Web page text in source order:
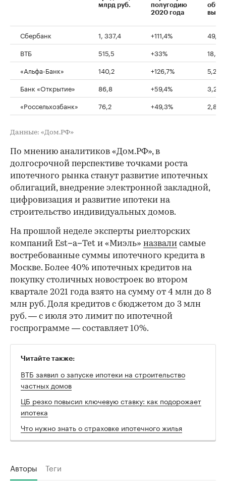
00:00 / 00:00
млрд руб.
полугодию
2020 года
Сбербанк 1, 337,4 +111,4%
49,2%
ВТБ
515,5 +33%
18,9%
«Альфа-Банк»
140,2 +126,7%
5,2%
Банк «Открытие»
86,8 +59,4%
3,2%
«Россельхозбанк»
76,2 +49,3% 2,8%
Данные: «Дом.РФ»
По мнению аналитиков «Дом.РФ», в
долгосрочной перспективе точками роста
ипотечного рынка станут развитие ипотечных
облигаций, внедрение электронной закладной,
цифровизация и развитие ипотеки на
строительство индивидуальных домов.
На прошлой неделе эксперты риелторских
компаний Est−a−Tet и «Миэль» назвали самые
востребованные суммы ипотечного кредита в
Москве. Более 40% ипотечных кредитов на
покупку столичных новостроек во втором
квартале 2021 года взято на сумму от 4 млн до 8
млн руб. Доля кредитов с бюджетом до 3 млн
руб. — с июля это лимит по ипотечной
госпрограмме — составляет 10%.
Читайте также:
ВТБ заявил о запуске ипотеки на строительство
частных домов
ЦБ резко повысил ключевую ставку: как подорожает
ипотека
Что нужно знать о страховке ипотечного жилья
Авторы Теги